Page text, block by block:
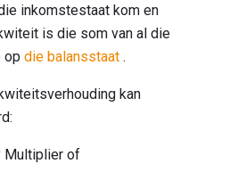
inkomstestaat kom en
is die som van al die
op die balansstaat .
kan
Multiplier of